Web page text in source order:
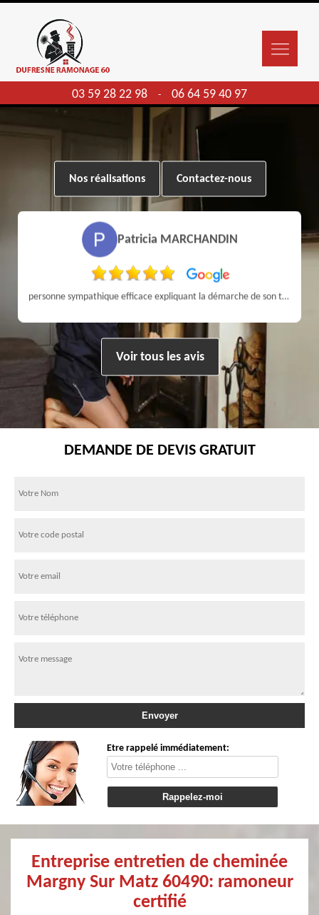
03 59 28 22 98 - 06 64 59 40 97
Nos réalisations Contactez-nous
Patricia MARCHANDIN
personne sympathique efficace expliquant la démarche de son travail pour un résultat de qualité . A recommander
Voir tous les avis
DEMANDE DE DEVIS GRATUIT
Etre rappelé immédiatement:
Entreprise entretien de cheminée
Margny Sur Matz 60490: ramoneur
certifié